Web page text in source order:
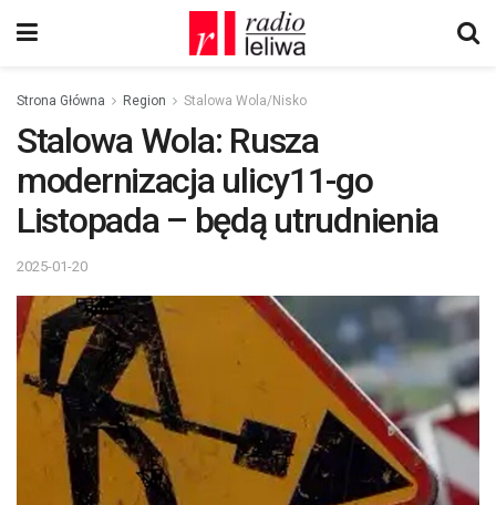
Strona Główna Region Stalowa Wola/Nisko
Stalowa Wola: Rusza
modernizacja ulicy11-go
Listopada – będą utrudnienia
2025-01-20